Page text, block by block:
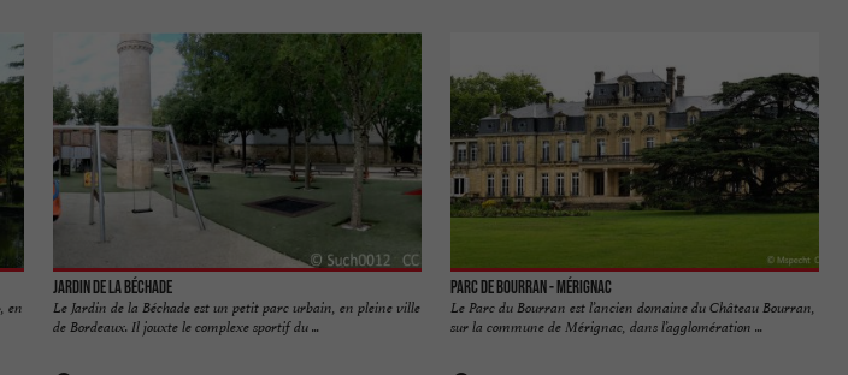
en
Jardin de la Béchade
Le Jardin de la Béchade est un petit parc urbain, en pleine ville
de Bordeaux. Il jouxte le complexe sportif du ...
Parc de Bourran - Mérignac
Le Parc du Bourran est l’ancien domaine du Château Bourran,
sur la commune de Mérignac, dans l’agglomération ...